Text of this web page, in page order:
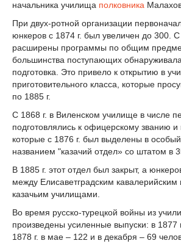
начальника училища полковника
При двух-ротной организации
юнкеров с 1874 г. был увеличен до 300.
расширены программы по общим
большинства поступающих
подготовка. Это привело к открытию в
приготовительного класса, которые
по 1885 г.
С 1868 г. в Виленском училище в числе
подготовлялись к офицерскому званию и
которые с 1876 г. был выделены в
названием "казачий отдел» со штатом в
В 1885 г. этот отдел был закрыт, а
между Елисаветградским кавалерийским
казачьим училищами.
Во время русско-турецкой войны из
произведены усиленные выпуски: в 1877
1878 г. в мае – 122 и в декабря – 69